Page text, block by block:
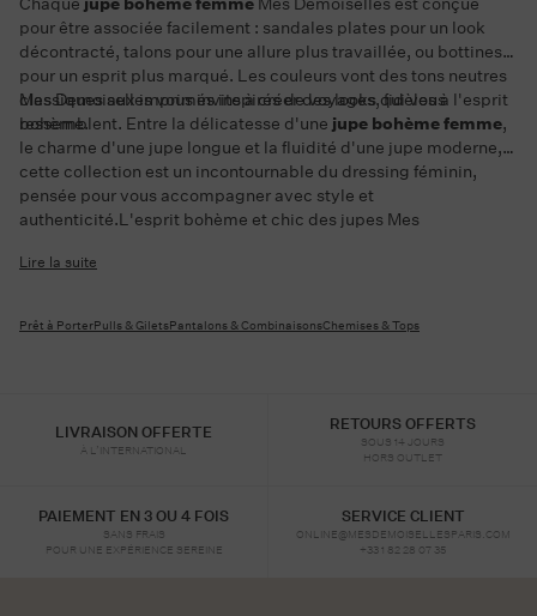
pour être associée facilement : sandales plates pour un look
décontracté, talons pour une allure plus travaillée, ou bottines
pour un esprit plus marqué. Les couleurs vont des tons neutres
classiques aux imprimés inspirés de voyages, fidèles à l'esprit
bohème.
Mes Demoiselles vous invite à créer des looks qui vous
ressemblent. Entre la délicatesse d'une jupe bohème femme,
le charme d'une jupe longue et la fluidité d'une jupe moderne,
cette collection est un incontournable du dressing féminin,
pensée pour vous accompagner avec style et
authenticité.L'esprit bohème et chic des jupes Mes
Lire la suite
Prêt à PorterPulls & GiletsPantalons & CombinaisonsChemises & Tops
LIVRAISON OFFERTE
À L’INTERNATIONAL
RETOURS OFFERTS
SOUS 14 JOURS
HORS OUTLET
PAIEMENT EN 3 OU 4 FOIS
SANS FRAIS
POUR UNE EXPÉRIENCE SEREINE
SERVICE CLIENT
ONLINE@MESDEMOISELLESPARIS.COM
+33 1 82 28 07 35